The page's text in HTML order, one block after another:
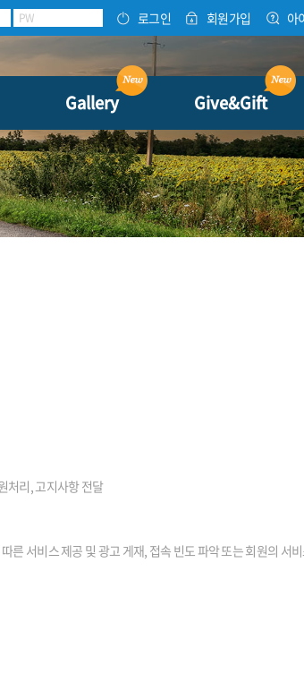
PW 로그인 회원가입 아
Gallery Give&Gift
처리, 고지사항 전달
른 서비스 제공 및 광고 게재, 접속 빈도 파악 또는 회원의 서